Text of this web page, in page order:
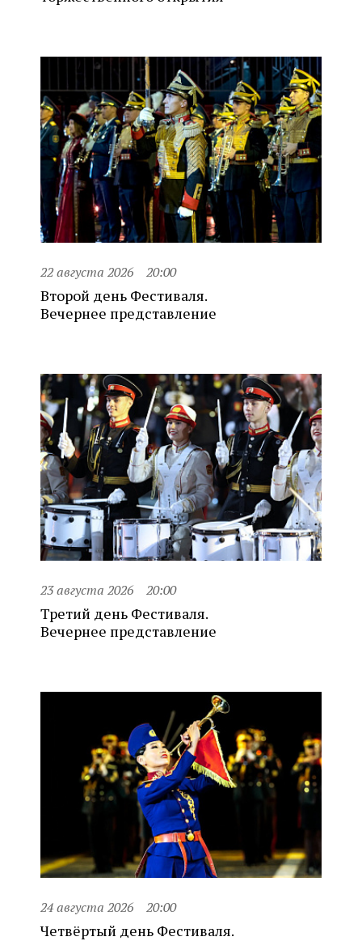
22 августа 2026 20:00
Второй день Фестиваля.
Вечернее представление
23 августа 2026 20:00
Третий день Фестиваля.
Вечернее представление
24 августа 2026 20:00
Четвёртый день Фестиваля.